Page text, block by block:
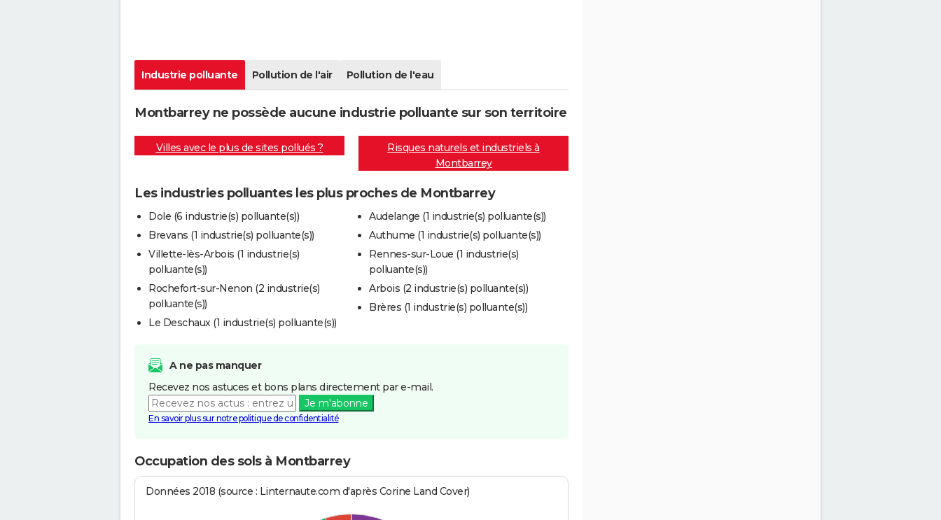
Industrie polluante Pollution de l'air Pollution de l'eau
Montbarrey ne possède aucune industrie polluante sur son territoire
Villes avec le plus de sites pollués ?
Risques naturels et industriels à
Montbarrey
Les industries polluantes les plus proches de Montbarrey
Dole (6 industrie(s) polluante(s))
Brevans (1 industrie(s) polluante(s))
Villette-lès-Arbois (1 industrie(s)
polluante(s))
Rochefort-sur-Nenon (2 industrie(s)
polluante(s))
Le Deschaux (1 industrie(s) polluante(s))
Audelange (1 industrie(s) polluante(s))
Authume (1 industrie(s) polluante(s))
Rennes-sur-Loue (1 industrie(s)
polluante(s))
Arbois (2 industrie(s) polluante(s))
Brères (1 industrie(s) polluante(s))
A ne pas manquer
Recevez nos astuces et bons plans directement par e-mail.
Je m'abonne
En savoir plus sur notre politique de confidentialité
Occupation des sols à Montbarrey
Données 2018 (source : Linternaute.com d'après Corine Land Cover)